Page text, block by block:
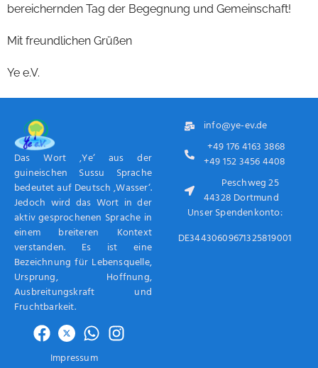
bereichernden Tag der Begegnung und Gemeinschaft!
Mit freundlichen Grüßen
Ye e.V.
Das Wort ‚Ye‘ aus der
guineischen Sussu Sprache
bedeutet auf Deutsch ‚Wasser‘.
Jedoch wird das Wort in der
aktiv gesprochenen Sprache in
einem breiteren Kontext
verstanden. Es ist eine
Bezeichnung für Lebensquelle,
Ursprung, Hoffnung,
Ausbreitungskraft und
Fruchtbarkeit.
Impressum
info@ye-ev.de
+49 176 4163 3868
+49 152 3456 4408
Peschweg 25
44328 Dortmund
Unser Spendenkonto:
DE34430609671325819001